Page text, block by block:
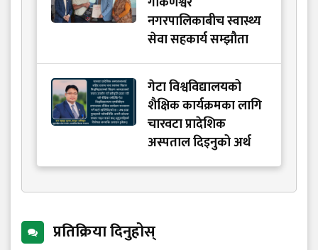
नगरपालिकाबीच स्वास्थ्य
सेवा सहकार्य सम्झौता
गेटा विश्वविद्यालयको
शैक्षिक कार्यक्रमका लागि
चारवटा प्रादेशिक
अस्पताल दिइनुको अर्थ
प्रतिक्रिया दिनुहोस्